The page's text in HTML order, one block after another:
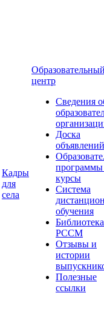
Кадры
для
села
центр
Сведения
Доска
объявлений
курсы
Система
обучения
Библиотека
РССМ
Отзывы и
истории
Полезные
ссылки